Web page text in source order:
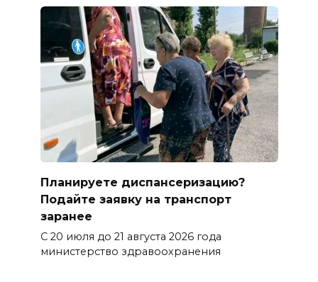
Планируете диспансеризацию?
Подайте заявку на транспорт
заранее
С 20 июля до 21 августа 2026 года
министерство здравоохранения